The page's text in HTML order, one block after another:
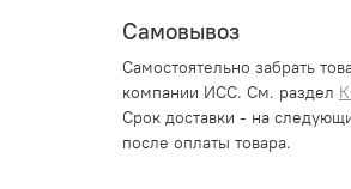
Самовывоз
Самостоятельно забрать
компании ИСС. См. раздел
Срок доставки - на
после оплаты товара.